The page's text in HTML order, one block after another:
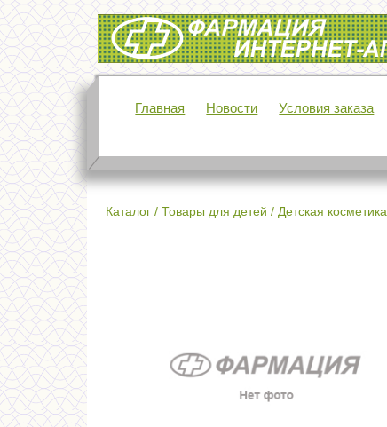
Интернет-аптека Фармация
Главная Новости Условия заказа
Каталог / Товары для детей / Детская косметика